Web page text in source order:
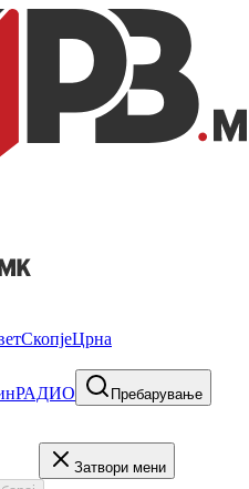
СкопјеЦрна
РАДИО Пребарување
Затвори мени